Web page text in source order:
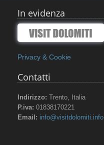
In evidenza
Privacy & Cookie
Contatti
Indirizzo: Trento, Italia
P.iva: 01838170221
Email: info@visitdolomiti.info